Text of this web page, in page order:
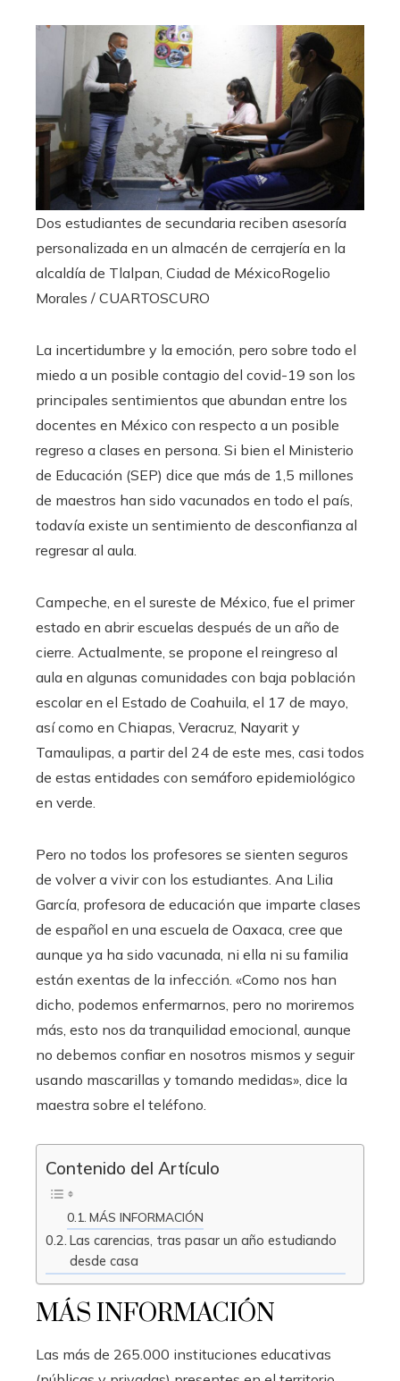
Dos estudiantes de secundaria reciben asesoría
personalizada en un almacén de cerrajería en la
alcaldía de Tlalpan, Ciudad de MéxicoRogelio
Morales / CUARTOSCURO
La incertidumbre y la emoción, pero sobre todo el
miedo a un posible contagio del covid-19 son los
principales sentimientos que abundan entre los
docentes en México con respecto a un posible
regreso a clases en persona. Si bien el Ministerio
de Educación (SEP) dice que más de 1,5 millones
de maestros han sido vacunados en todo el país,
todavía existe un sentimiento de desconfianza al
regresar al aula.
Campeche, en el sureste de México, fue el primer
estado en abrir escuelas después de un año de
cierre. Actualmente, se propone el reingreso al
aula en algunas comunidades con baja población
escolar en el Estado de Coahuila, el 17 de mayo,
así como en Chiapas, Veracruz, Nayarit y
Tamaulipas, a partir del 24 de este mes, casi todos
de estas entidades con semáforo epidemiológico
en verde.
Pero no todos los profesores se sienten seguros
de volver a vivir con los estudiantes. Ana Lilia
García, profesora de educación que imparte clases
de español en una escuela de Oaxaca, cree que
aunque ya ha sido vacunada, ni ella ni su familia
están exentas de la infección. «Como nos han
dicho, podemos enfermarnos, pero no moriremos
más, esto nos da tranquilidad emocional, aunque
no debemos confiar en nosotros mismos y seguir
usando mascarillas y tomando medidas», dice la
maestra sobre el teléfono.
Contenido del Artículo
MÁS INFORMACIÓN
Las carencias, tras pasar un año estudiando
desde casa
MÁS INFORMACIÓN
Las más de 265.000 instituciones educativas